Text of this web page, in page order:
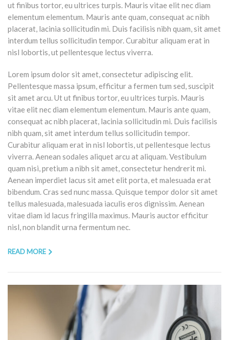
ut finibus tortor, eu ultrices turpis. Mauris vitae elit nec diam
elementum elementum. Mauris ante quam, consequat ac nibh
placerat, lacinia sollicitudin mi. Duis facilisis nibh quam, sit amet
interdum tellus sollicitudin tempor. Curabitur aliquam erat in
nisl lobortis, ut pellentesque lectus viverra.
Lorem ipsum dolor sit amet, consectetur adipiscing elit.
Pellentesque massa ipsum, efficitur a fermen tum sed, suscipit
sit amet arcu. Ut ut finibus tortor, eu ultrices turpis. Mauris
vitae elit nec diam elementum elementum. Mauris ante quam,
consequat ac nibh placerat, lacinia sollicitudin mi. Duis facilisis
nibh quam, sit amet interdum tellus sollicitudin tempor.
Curabitur aliquam erat in nisl lobortis, ut pellentesque lectus
viverra. Aenean sodales aliquet arcu at aliquam. Vestibulum
quam nisi, pretium a nibh sit amet, consectetur hendrerit mi.
Aenean imperdiet lacus sit amet elit porta, et malesuada erat
bibendum. Cras sed nunc massa. Quisque tempor dolor sit amet
tellus malesuada, malesuada iaculis eros dignissim. Aenean
vitae diam id lacus fringilla maximus. Mauris auctor efficitur
nisl, non blandit urna fermentum nec.
READ MORE